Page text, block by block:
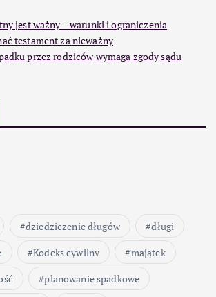
jest ważny – warunki i ograniczenia
testament za nieważny
przez rodziców wymaga zgody sądu
dziedziczenie długów
długi
Kodeks cywilny
majątek
planowanie spadkowe